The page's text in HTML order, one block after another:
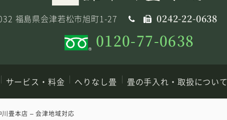
福島県会津若松市旭町1-27 0242-22-0638
0120-77-0638
サービス・料金 へりなし畳 畳の手入れ・取扱について
畳本店 – 会津地域対応